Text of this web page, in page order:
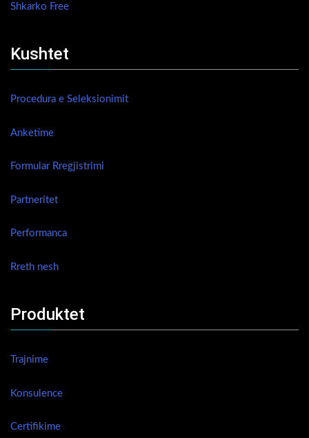
Shkarko Free
Kushtet
Procedura e Seleksionimit
Anketime
Formular Rregjistrimi
Partneritet
Performanca
Rreth nesh
Produktet
Trajnime
Konsulence
Certifikime